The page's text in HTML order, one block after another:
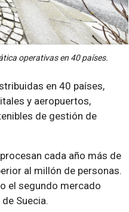
operativas en 40 países.
en 40 países,
y aeropuertos,
de gestión de
cada año más de
al millón de personas.
el segundo mercado
Suecia.